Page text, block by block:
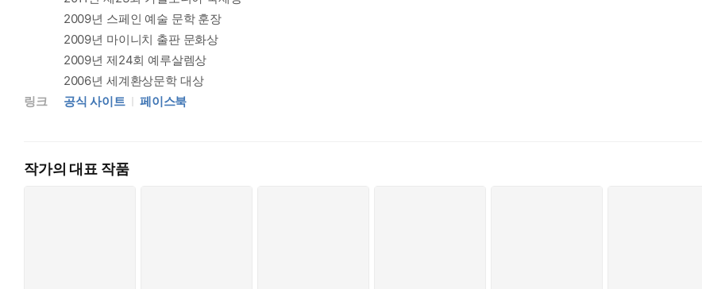
2009년 스페인 예술 문학 훈장
2009년 마이니치 출판 문화상
2009년 제24회 예루살렘상
2006년 세계환상문학 대상
링크
공식 사이트 페이스북
작가의 대표 작품